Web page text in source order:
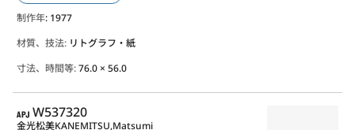
制作年: 1977
材質、技法: リトグラフ・紙
寸法、時間等:76.0 × 56.0
APJ
W537320
金光松美KANEMITSU,Matsumi